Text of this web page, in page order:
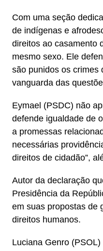
Com uma seção
de indígenas e
direitos ao casamento
mesmo sexo. Ele
são punidos os crimes
vanguarda das
Eymael (PSDC) não
defende igualdade de
a promessas
necessárias
direitos de cidadão”,
Autor da declaração
Presidência da
em suas propostas de
direitos humanos.
Luciana Genro